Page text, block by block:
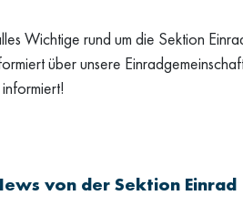
Wichtige rund um die Sektion
über unsere
von der Sektion Einrad